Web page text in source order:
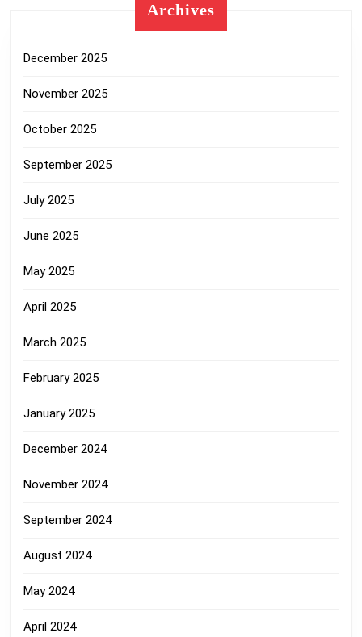
Archives
December 2025
November 2025
October 2025
September 2025
July 2025
June 2025
May 2025
April 2025
March 2025
February 2025
January 2025
December 2024
November 2024
September 2024
August 2024
May 2024
April 2024